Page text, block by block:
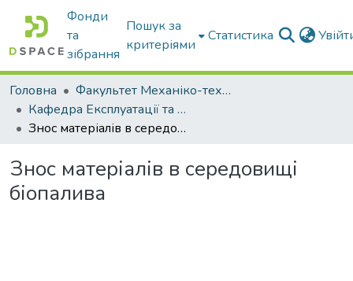
Фонди
та
зібрання
Пошук за
критеріями
Статистика
Головна
Факультет Механіко-технологічний
Кафедра Експлуатації та технічного сервісу машин
Знос матеріалів в середовищі біопалива
Знос матеріалів в середовищі
біопалива